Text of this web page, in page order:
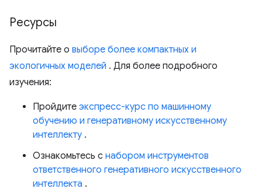
Ресурсы
Прочитайте о выборе более компактных и
экологичных моделей . Для более подробного
изучения:
Пройдите экспресс-курс по машинному
обучению и генеративному искусственному
интеллекту .
Ознакомьтесь с набором инструментов
ответственного генеративного искусственного
интеллекта .